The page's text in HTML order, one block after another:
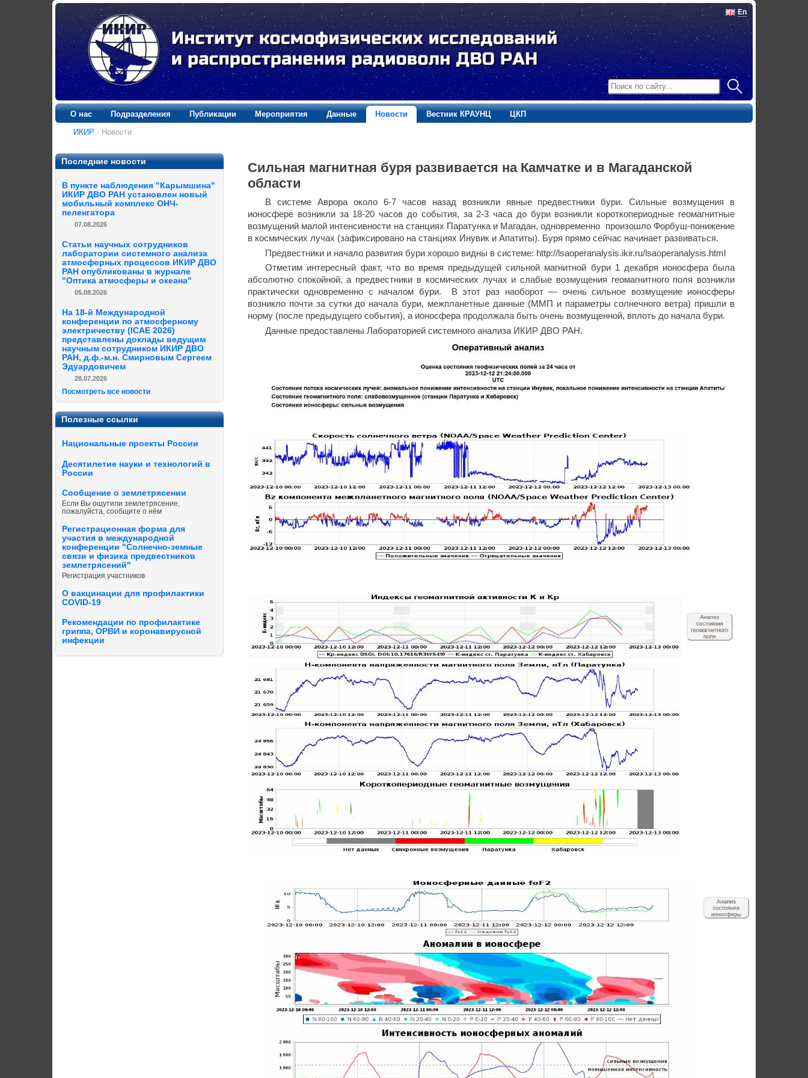
En
О нас Подразделения Публикации Мероприятия Данные Новости Вестник КРАУНЦ
ЦКП
ИКИР / Новости
Последние новости
В пункте наблюдения "Карымшина"
ИКИР ДВО РАН установлен новый
мобильный комплекс ОНЧ-
пеленгатора
07.08.2026
Статьи научных сотрудников
лаборатории системного анализа
атмосферных процессов ИКИР ДВО
РАН опубликованы в журнале
"Оптика атмосферы и океана"
05.08.2026
На 18-й Международной
конференции по атмосферному
электричеству (ICAE 2026)
представлены доклады ведущим
научным сотрудником ИКИР ДВО
РАН, д.ф.-м.н. Смирновым Сергеем
Эдуардовичем
28.07.2026
Посмотреть все новости
Полезные ссылки
Национальные проекты России
Десятилетие науки и технологий в
России
Сообщение о землетрясении
Если Вы ощутили землетрясение,
пожалуйста, сообщите о нём
Регистрационная форма для
участия в международной
конференции "Солнечно-земные
связи и физика предвестников
землетрясений"
Регистрация участников
О вакцинации для профилактики
COVID-19
Рекомендации по профилактике
гриппа, ОРВИ и коронавирусной
инфекции
Сильная магнитная буря развивается на Камчатке и в Магаданской
области
В системе Аврора около 6-7 часов назад возникли явные предвестники бури. Сильные возмущения в
ионосфере возникли за 18-20 часов до события, за 2-3 часа до бури возникли короткопериодные геомагнитные
возмущений малой интенсивности на станциях Паратунка и Магадан, одновременно произошло Форбуш-понижение
в космических лучах (зафиксировано на станциях Инувик и Апатиты). Буря прямо сейчас начинает развиваться.
Предвестники и начало развития бури хорошо видны в системе: http://lsaoperanalysis.ikir.ru/lsaoperanalysis.html
Отметим интересный факт, что во время предыдущей сильной магнитной бури 1 декабря ионосфера была
абсолютно спокойной, а предвестники в космических лучах и слабые возмущения геомагнитного поля возникли
практически одновременно с началом бури. В этот раз наоборот — очень сильное возмущение ионосферы
возникло почти за сутки до начала бури, межпланетные данные (ММП и параметры солнечного ветра) пришли в
норму (после предыдущего события), а ионосфера продолжала быть очень возмущенной, вплоть до начала бури.
Данные предоставлены Лабораторией системного анализа ИКИР ДВО РАН.